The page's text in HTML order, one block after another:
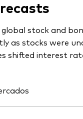
stock and
as stocks were
shifted interest